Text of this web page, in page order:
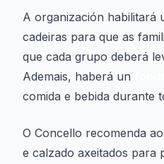
A organización habilitará
cadeiras para que as
que cada grupo deberá
Ademais, haberá un
comida e bebida durante
O Concello recomenda
e calzado axeitados para